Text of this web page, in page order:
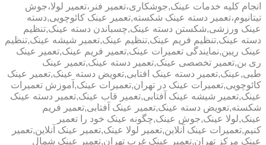
انجام کلیه خدمات عینک,جوشکاری،تعمیر فنر،تعمیر لولا،جوش
تیتانیوم،تعمیر دسته عینک شکسته,تعمیر عینک کائوچویی,دسته
عینک ورزشی,شکستن دسته عینک,چسباندن دسته عینک,تنظیم
دسته عینک,تنظیم فریم عینک,تنظیم عینک,تعمیر شیشه عینک,تنظیم
عینک ریبن,نمایندگی تعمیرات عینک,تعمیر فریم عینک,تعمیر عینک
ری بن,تعمیر تخصصی عینک,تعمیر دسته عینک,تعمیر عینک
طبی,عینک,تعمیر دسته عینک افتابی,تعویض دسته عینک,تعمیر عینک
کائوچویی,تعمیرات عینک در تهران,تعمیرات عینک,آموزش تعمیرات
عینک,تعمیر شیشه عینک آفتابی,تعمیر قاب عینک,تعمیر دسته عینک
شکسته,تعویض دسته عینک,تعمیر عینک آفتابی,تعمیر فریم
عینک,لولا عینک,جوش عینک,چگونه عینک خود را تعمیر
کنیم,تعمیرات عینک آنلاین,تعمیر لولا عینک,تعمیر عینک آنلاین,تعمیر
عینک مرکز تهران,تعمیر عینک غرب تهران,تعمیر عینک شمال